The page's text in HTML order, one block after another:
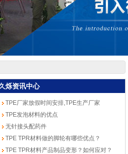
烁资讯中心
TPE厂家放假时间安排,TPE生产厂家
TPE发泡材料的优点
无针接头配药件
TPE TPR材料做的脚轮有哪些优点？
TPE TPR材料产品制品变形？如何应对？